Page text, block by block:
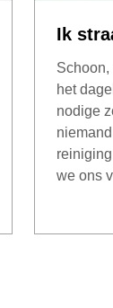
Ik
Schoon,
het
nodige
we ons